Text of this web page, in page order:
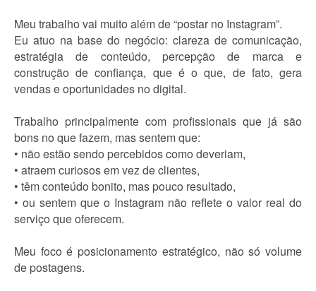
Meu trabalho vai muito além de “postar no Instagram”.
Eu atuo na base do negócio: clareza de comunicação,
estratégia de conteúdo, percepção de marca e
construção de confiança, que é o que, de fato, gera
vendas e oportunidades no digital.
Trabalho principalmente com profissionais que já são
bons no que fazem, mas sentem que:
• não estão sendo percebidos como deveriam,
• atraem curiosos em vez de clientes,
• têm conteúdo bonito, mas pouco resultado,
• ou sentem que o Instagram não reflete o valor real do
serviço que oferecem.
Meu foco é posicionamento estratégico, não só volume
de postagens.